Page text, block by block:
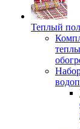
Теплый пол